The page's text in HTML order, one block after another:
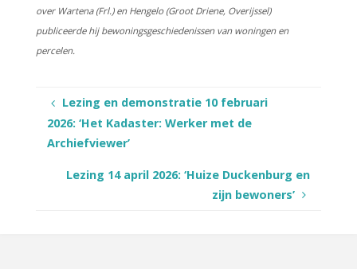
over Wartena (Frl.) en Hengelo (Groot Driene, Overijssel)
publiceerde hij bewoningsgeschiedenissen van woningen en
percelen.
Lezing en demonstratie 10 februari
2026: ‘Het Kadaster: Werker met de
Archiefviewer’
Lezing 14 april 2026: ‘Huize Duckenburg en
zijn bewoners’